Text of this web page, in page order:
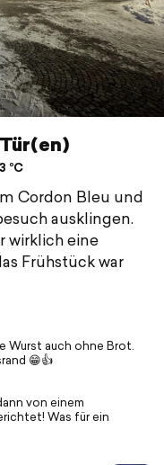
°C
Cordon Bleu und
ausklingen.
wirklich eine
Frühstück war
Wurst auch ohne Brot.
😁👍
von einem
Was für ein